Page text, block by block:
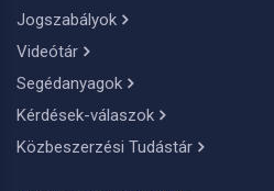
Jogszabályok
Videótár
Segédanyagok
Kérdések-válaszok
Közbeszerzési Tudástár